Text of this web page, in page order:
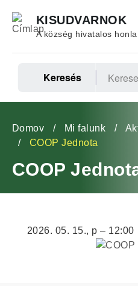
tartalomra
KISUDVARNOK
A község hivatalos
Keresés
Morzsa
Domov Mi falunk
COOP Jednota
COOP
2026. 05. 15., p – 12:00